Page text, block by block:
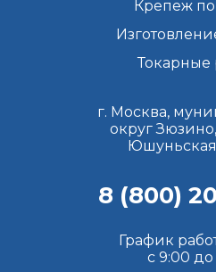
График
с 9:00 до
г. Москва,
округ
Юшуньская,
Крепеж
Токарные
8 (800)